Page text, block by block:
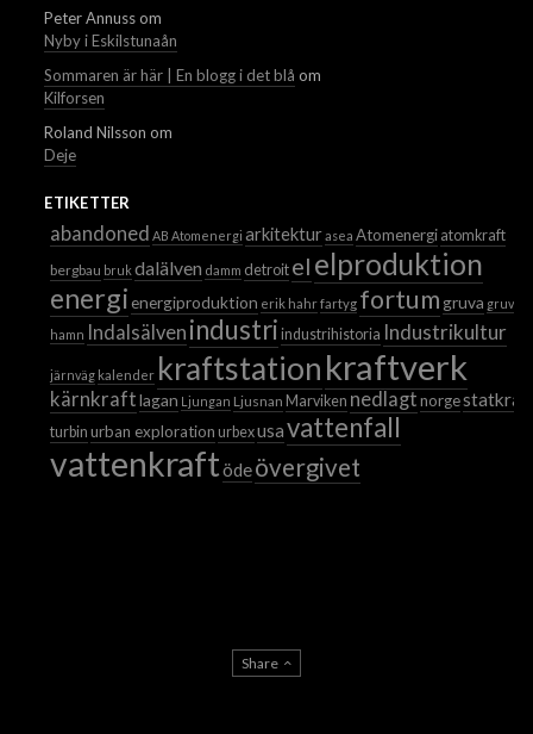
Peter Annussom
Nyby i Eskilstunaån
Sommaren är här | En blogg i det blå om
Kilforsen
Roland Nilsson om
Deje
ETIKETTER
abandoned AB Atomenergi arkitekturasea Atomenergi atomkraft
bergbau bruk dalälven damm detroitel elproduktion
energienergiproduktion erik hahrfartyg fortum gruva gruvor
hamn Indalsälven industri industrihistoria Industrikultur
järnväg kalender kraftstationkraftverk
kärnkraftlagan Ljungan Ljusnan Marviken nedlagt norge
turbin urban exploration urbexusavattenfall
vattenkraftödeövergivet
Share